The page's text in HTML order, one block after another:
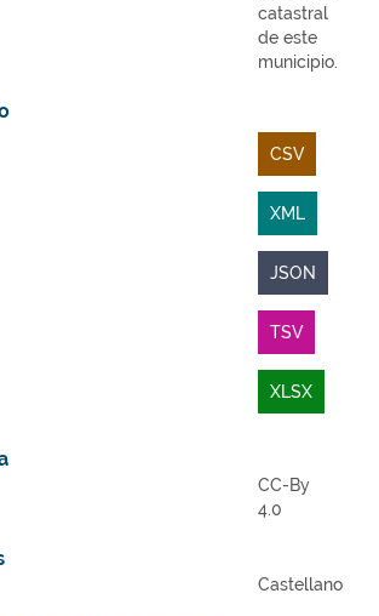
catastral
de este
municipio.
CSV
XML
JSON
TSV
XLSX
CC-By
4.0
Castellano